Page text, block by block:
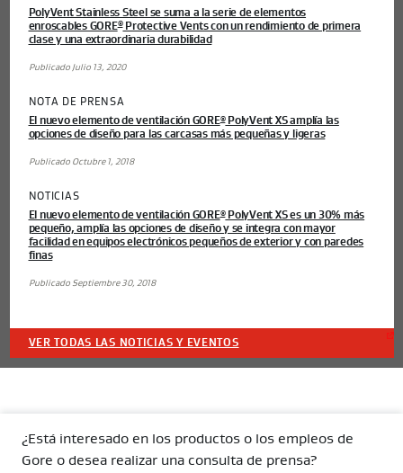
PolyVent Stainless Steel se suma a la serie de elementos
enroscables GORE®Protective Vents con un rendimiento de primera
clase y una extraordinaria durabilidad
Publicado Julio 13, 2020
NOTA DE PRENSA
El nuevo elemento de ventilación GORE®PolyVent XS amplía las
opciones de diseño para las carcasas más pequeñas y ligeras
Publicado Octubre 1, 2018
NOTICIAS
El nuevo elemento de ventilación GORE®PolyVent XS es un 30% más
pequeño, amplía las opciones de diseño y se integra con mayor
facilidad en equipos electrónicos pequeños de exterior y con paredes
finas
Publicado Septiembre 30, 2018
VER TODAS LAS NOTICIAS Y EVENTOS
¿Está interesado en los productos o los empleos de
Gore o desea realizar una consulta de prensa?